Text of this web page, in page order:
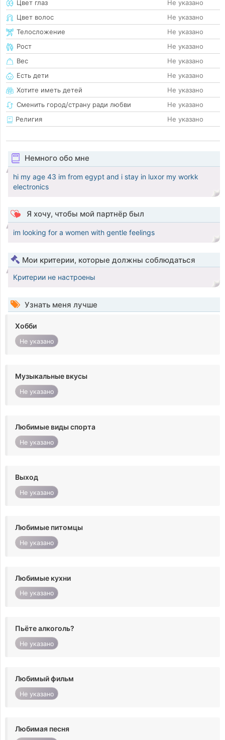
Цвет глаз
Не указано
Цвет волос
Не указано
Телосложение
Не указано
Рост
Не указано
Вес
Не указано
Есть дети
Не указано
Хотите иметь детей
Не указано
Сменить город/страну ради любви
Не указано
Религия
Не указано
Немного обо мне
hi my age 43 im from egypt and i stay in luxor my workk
electronics
Я хочу, чтобы мой партнёр был
im looking for a women with gentle feelings
Мои критерии, которые должны соблюдаться
Критерии не настроены
Узнать меня лучше
Хобби
Не указано
Музыкальные вкусы
Не указано
Любимые виды спорта
Не указано
Выход
Не указано
Любимые питомцы
Не указано
Любимые кухни
Не указано
Пьёте алкоголь?
Не указано
Любимый фильм
Не указано
Любимая песня